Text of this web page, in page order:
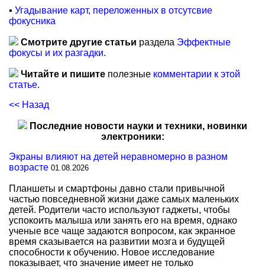
▪ Угадывание карт, переложенных в отсутсвие
фокусника
Смотрите другие статьи раздела Эффектные
фокусы и их разгадки.
Читайте и пишите полезные комментарии к этой
статье.
<< Назад
Последние новости науки и техники, новинки
электроники:
Экраны влияют на детей неравномерно в разном
возрасте 01.08.2026
Планшеты и смартфоны давно стали привычной
частью повседневной жизни даже самых маленьких
детей. Родители часто используют гаджеты, чтобы
успокоить малыша или занять его на время, однако
ученые все чаще задаются вопросом, как экранное
время сказывается на развитии мозга и будущей
способности к обучению. Новое исследование
показывает, что значение имеет не только